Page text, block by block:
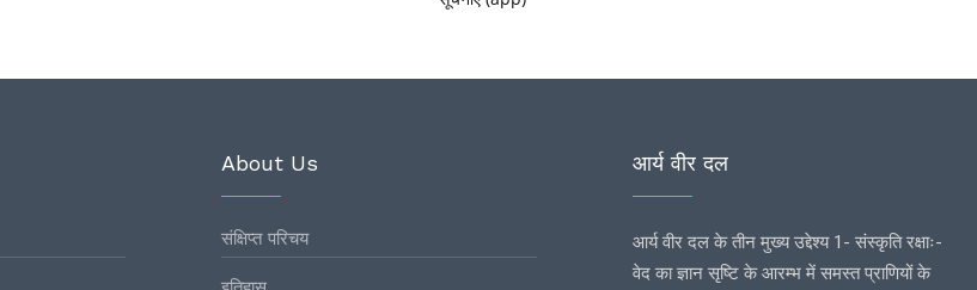
About Us
संक्षिप्त परिचय
आर्य वीर दल
आर्य वीर दल के तीन मुख्य उद्देश्य 1- संस्कृति रक्षाः-
वेद का ज्ञान सृष्टि के आरम्भ में समस्त प्राणियों के